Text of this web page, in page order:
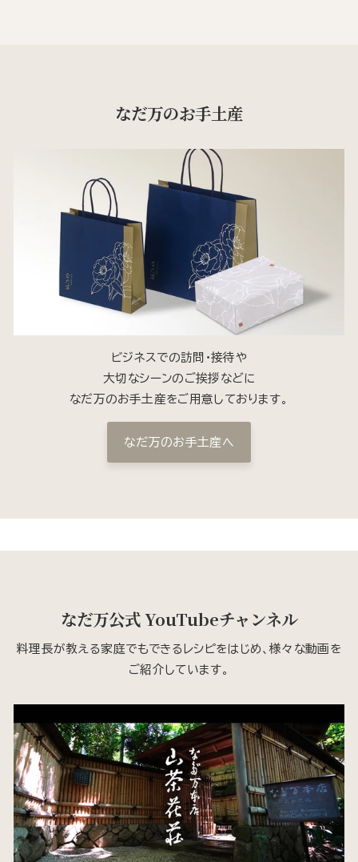
なだ万のお手土産
ビジネスでの訪問・接待や
大切なシーンのご挨拶などに
なだ万のお手土産をご用意しております。
なだ万のお手土産へ
なだ万公式 YouTubeチャンネル
料理長が教える家庭でもできるレシピをはじめ、様々な動画を
ご紹介しています。